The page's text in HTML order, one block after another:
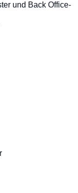
und Back Office-